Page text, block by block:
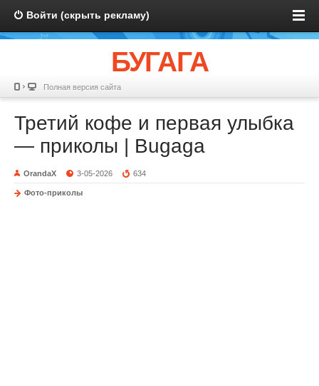
Войти (скрыть рекламу)
БУГАГА
Полная версия сайта
Третий кофе и первая улыбка
— приколы | Bugaga
OrandaX 3-05-2026 634
Фото-приколы